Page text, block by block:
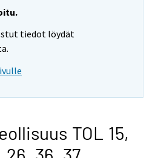
tiedot löydät
TOL 15,